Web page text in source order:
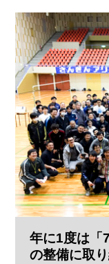
年に1度は「
の整備に取